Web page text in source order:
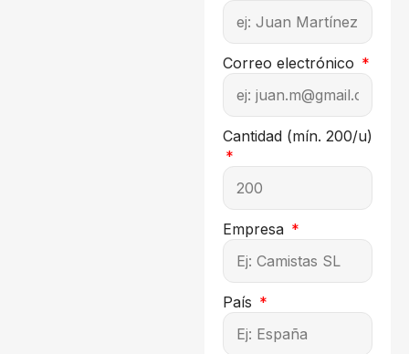
Correo electrónico
Cantidad (mín. 200/u)
Empresa
País